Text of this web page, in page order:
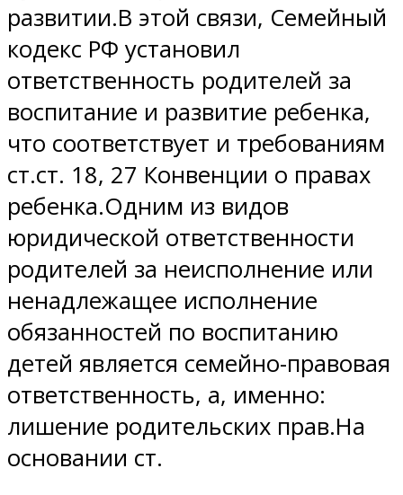
развитии.В этой связи, Семейный
кодекс РФ установил
ответственность родителей за
воспитание и развитие ребенка,
что соответствует и требованиям
ст.ст. 18, 27 Конвенции о правах
ребенка.Одним из видов
юридической ответственности
родителей за неисполнение или
ненадлежащее исполнение
обязанностей по воспитанию
детей является семейно-правовая
ответственность, а, именно:
лишение родительских прав.На
основании ст.